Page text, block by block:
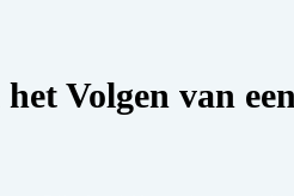
Volgen van